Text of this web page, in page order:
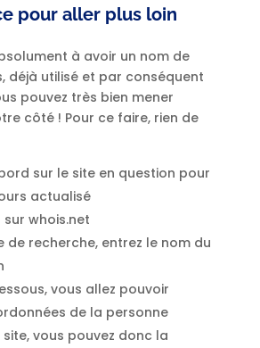
pour aller plus loin
à avoir un nom de
déjà utilisé et par conséquent
pouvez très bien mener
côté ! Pour ce faire, rien de
sur le site en question pour
actualisé
whois.net
de recherche, entrez le nom du
vous allez pouvoir
de la personne
vous pouvez donc la